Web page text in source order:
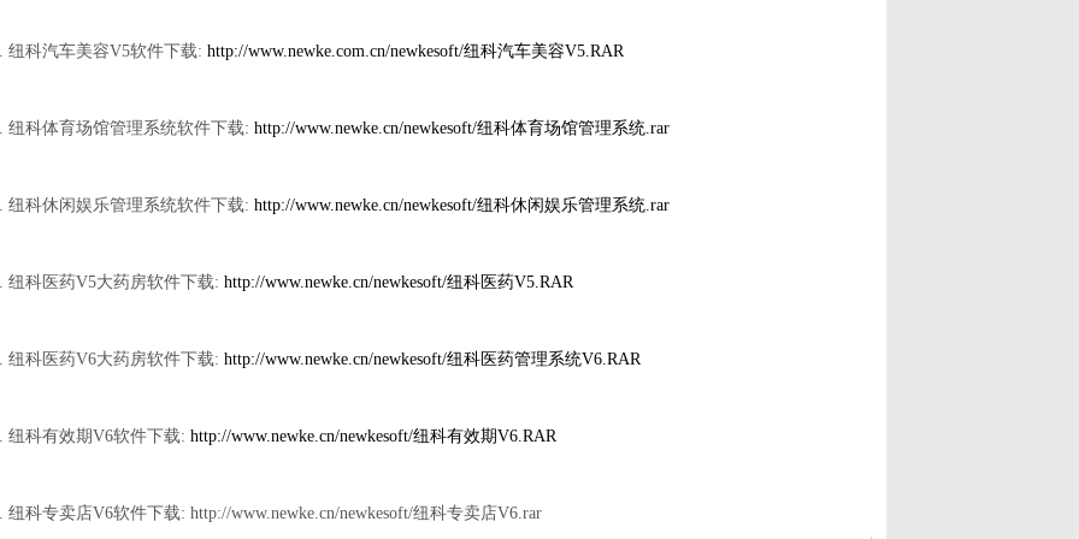
纽科汽车美容V5软件下载: http://www.newke.com.cn/newkesoft/纽科汽车美容V5.RAR
纽科体育场馆管理系统软件下载: http://www.newke.cn/newkesoft/纽科体育场馆管理系统.rar
纽科休闲娱乐管理系统软件下载: http://www.newke.cn/newkesoft/纽科休闲娱乐管理系统.rar
纽科医药V5大药房软件下载: http://www.newke.cn/newkesoft/纽科医药V5.RAR
纽科医药V6大药房软件下载: http://www.newke.cn/newkesoft/纽科医药管理系统V6.RAR
纽科有效期V6软件下载: http://www.newke.cn/newkesoft/纽科有效期V6.RAR
纽科专卖店V6软件下载: http://www.newke.cn/newkesoft/纽科专卖店V6.rar